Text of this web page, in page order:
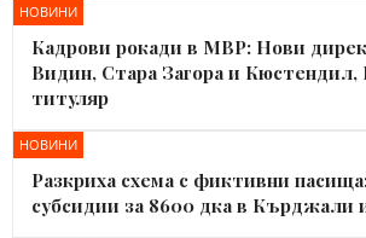
НОВИНИ
Кадрови рокади в МВР: Нови
Видин, Стара Загора и
титуляр
НОВИНИ
Разкриха схема с фиктивни
субсидии за 8600 дка в Кърджали